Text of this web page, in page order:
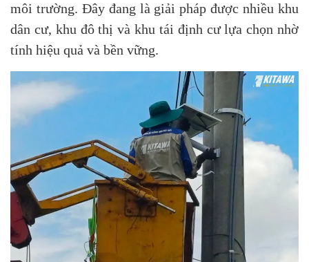
môi trường. Đây đang là giải pháp được nhiều khu
dân cư, khu đô thị và khu tái định cư lựa chọn nhờ
tính hiệu quả và bền vững.